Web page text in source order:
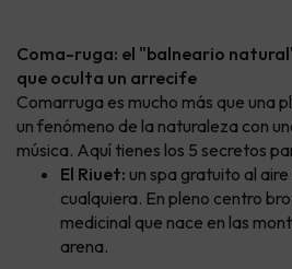
Coma-ruga: el "balneario
que oculta un arrecife
Comarruga es mucho más que una
un fenómeno de la naturaleza con
música. Aquí tienes los 5 secretos
El Riuet: un spa gratuito al aire
cualquiera. En pleno centro
medicinal que nace en las
arena.